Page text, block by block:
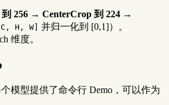
到 256 → CenterCrop 到 224 →
[C, H, W] 并归一化到 [0,1]）。
维度。
模型提供了命令行 Demo，可以作为